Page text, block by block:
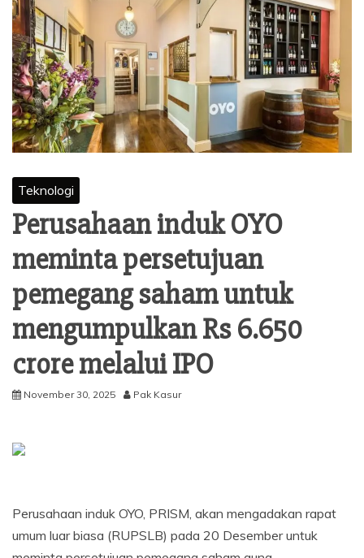
Teknologi
Perusahaan induk OYO
meminta persetujuan
pemegang saham untuk
mengumpulkan Rs 6.650
crore melalui IPO
November 30, 2025 Pak Kasur
Perusahaan induk OYO, PRISM, akan mengadakan rapat
umum luar biasa (RUPSLB) pada 20 Desember untuk